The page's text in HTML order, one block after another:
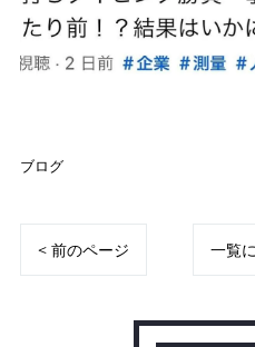
ブログ
< 前のページ 一覧